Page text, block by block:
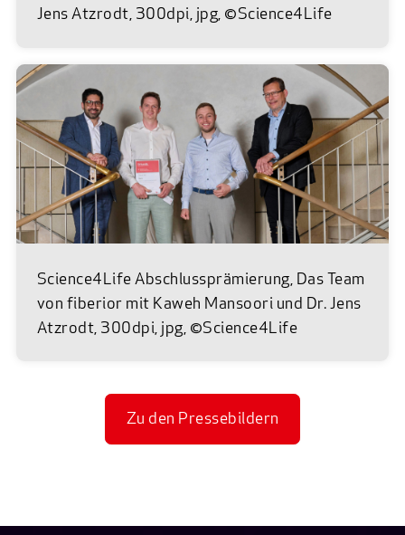
Jens Atzrodt, 300dpi, jpg, ©Science4Life
Science4Life Abschlussprämierung, Das Team
von fiberior mit Kaweh Mansoori und Dr. Jens
Atzrodt, 300dpi, jpg, ©Science4Life
Zu den Pressebildern